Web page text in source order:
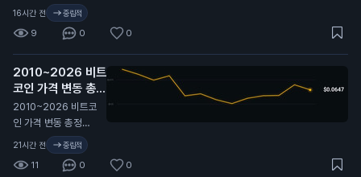
이 실현 대비 2.4포인
트 높게 형성돼 있고,
지난 2년 기준 대략 4
6퍼센타일 구간. 극단
적이진 않지만 옵션
시장은 여전히 최근
비트코인이 보여준 것
보다 더 큰 움직임을
프라이싱 중. 여기서
실현 변동성이 따라
올라갈까, 아니면 내
16시간 전 중립적
9 0 0
2010~2026 비트
코인 가격 변동 총정
리 🫡
N
2010~2026 비트코
인 가격 변동 총정리
🫡
21시간 전 중립적
11 0 0